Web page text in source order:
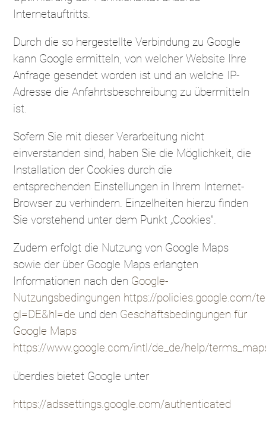
Internetauftritts.
Durch die so hergestellte Verbindung zu Google
kann Google ermitteln, von welcher Website Ihre
Anfrage gesendet worden ist und an welche IP-
Adresse die Anfahrtsbeschreibung zu übermitteln
ist.
Sofern Sie mit dieser Verarbeitung nicht
einverstanden sind, haben Sie die Möglichkeit, die
Installation der Cookies durch die
entsprechenden Einstellungen in Ihrem Internet-
Browser zu verhindern. Einzelheiten hierzu finden
Sie vorstehend unter dem Punkt „Cookies“.
Zudem erfolgt die Nutzung von Google Maps
sowie der über Google Maps erlangten
Informationen nach den Google-
Nutzungsbedingungen https://policies.google.com/
gl=DE&hl=de und den Geschäftsbedingungen für
Google Maps
https://www.google.com/intl/de_de/help/
überdies bietet Google unter
https://adssettings.google.com/authenticated